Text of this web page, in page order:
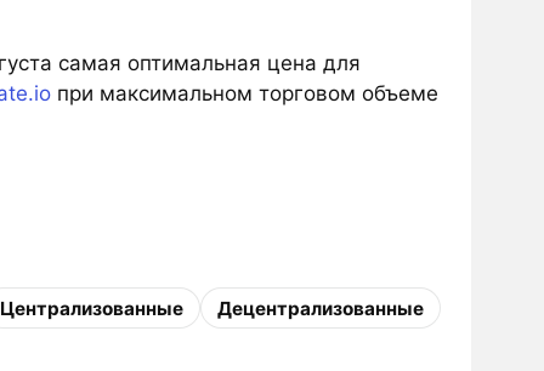
самая оптимальная цена для
при максимальном торговом объеме
Централизованные Децентрализованные